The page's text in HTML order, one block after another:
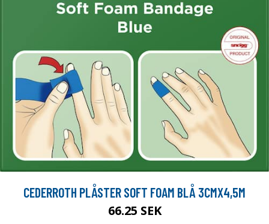
CEDERROTH PLÅSTER SOFT FOAM BLÅ 3CMX4,5M
66.25 SEK